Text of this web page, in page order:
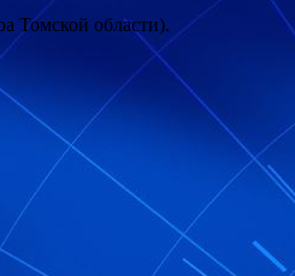
Томской области).